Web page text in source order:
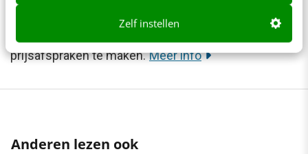
Zelf instellen
voor je merk te identificeren, hoe een relatie met
deze influencers op te bouwen en hoe goede
prijsafspraken te maken. Meer info
Anderen lezen ook